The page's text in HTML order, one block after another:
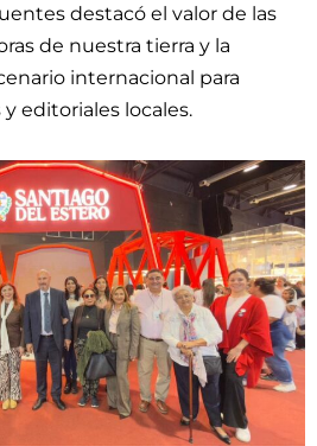
destacó el valor de las
de nuestra tierra y la
internacional para
editoriales locales.